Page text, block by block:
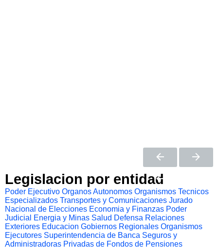
Legislacion por entidad
Poder Ejecutivo Organos Autonomos Organismos Tecnicos
Especializados Transportes y Comunicaciones Jurado
Nacional de Elecciones Economia y Finanzas Poder
Judicial
Energia y Minas Salud Defensa Relaciones
Exteriores Educacion Gobiernos Regionales Organismos
Ejecutores Superintendencia de Banca Seguros y
Administradoras Privadas de Fondos de Pensiones